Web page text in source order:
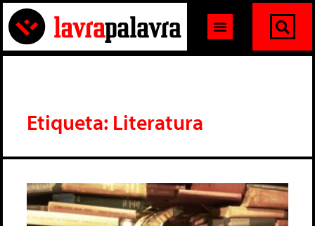
Etiqueta: Literatura